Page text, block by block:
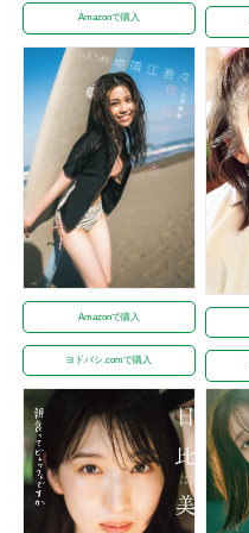
Amazonで購入
Amazonで購入
ヨドバシ.comで購入